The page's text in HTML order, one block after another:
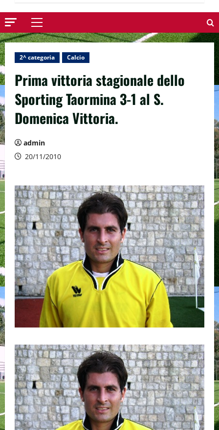
Menu
principale
2^ categoria Calcio
Prima vittoria stagionale dello
Sporting Taormina 3-1 al S.
Domenica Vittoria.
admin
20/11/2010